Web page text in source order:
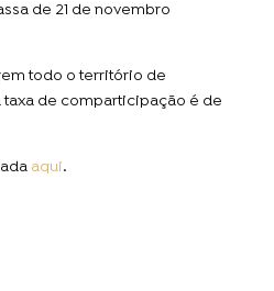
de 21 de novembro
todo o território de
taxa de comparticipação é de
aqui.